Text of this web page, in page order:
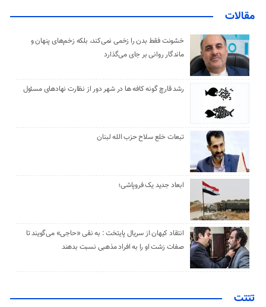
مقالات
خشونت فقط بدن را زخمی نمی‌کند، بلکه زخم‌های پنهان و
ماندگار روانی بر جای می‌گذارد
رشد قارچ گونه کافه ها در شهر دور از نظارت نهادهای مسئول
تبعات خلع سلاح حزب الله لبنان
ابعاد جدید یک فروپاشی؛
انتقاد کیهان از سریال پایتخت : به نقی «حاجی» می‌گویند تا
صفات زشت او را به افراد مذهبی نسبت بدهند
تتتت